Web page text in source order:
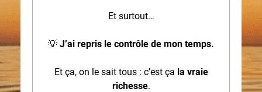
Et surtout…
💡 J’ai repris le contrôle de mon temps.
Et ça, on le sait tous : c’est ça la vraie
richesse.